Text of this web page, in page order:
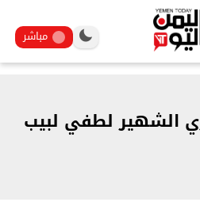
مباشر
الشهير لطفي لبيب